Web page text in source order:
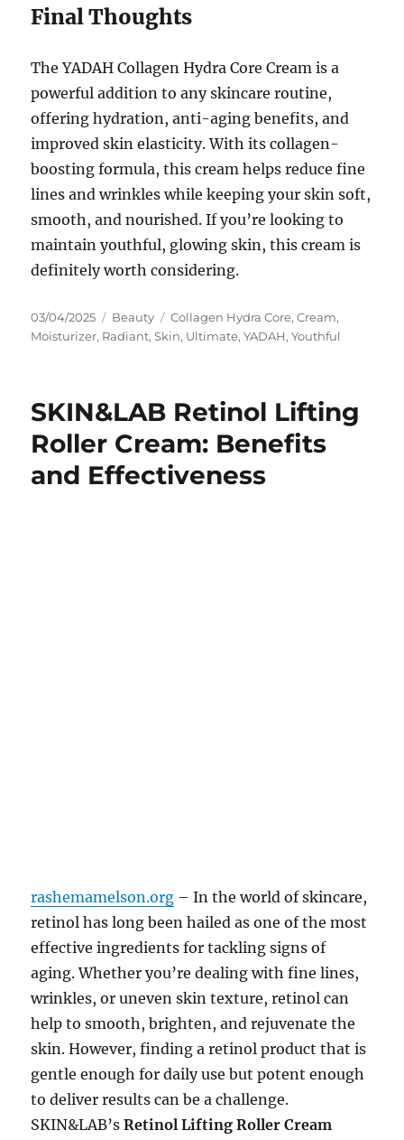
Final Thoughts
The YADAH Collagen Hydra Core Cream is a
powerful addition to any skincare routine,
offering hydration, anti-aging benefits, and
improved skin elasticity. With its collagen-
boosting formula, this cream helps reduce fine
lines and wrinkles while keeping your skin soft,
smooth, and nourished. If you’re looking to
maintain youthful, glowing skin, this cream is
definitely worth considering.
Posted
on
03/04/2025 Categories
Beauty Tags
Collagen Hydra Core,Cream,
Moisturizer, Radiant,Skin, Ultimate,YADAH,Youthful
SKIN&LAB Retinol Lifting
Roller Cream: Benefits
and Effectiveness
rashemamelson.org – In the world of skincare,
retinol has long been hailed as one of the most
effective ingredients for tackling signs of
aging. Whether you’re dealing with fine lines,
wrinkles, or uneven skin texture, retinol can
help to smooth, brighten, and rejuvenate the
skin. However, finding a retinol product that is
gentle enough for daily use but potent enough
to deliver results can be a challenge.
SKIN&LAB’sRetinol Lifting Roller Cream